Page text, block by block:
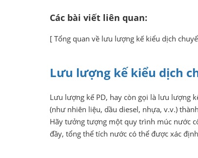
Các bài viết liên quan:
[ Tổng quan về lưu lượng kế kiểu dịch
Lưu lượng kế kiểu dịch
Lưu lượng kế PD, hay còn gọi là lưu lượng
(như nhiên liệu, dầu diesel, nhựa, v.v.)
Hãy tưởng tượng một quy trình múc nước
đầy, tổng thể tích nước có thể được xác